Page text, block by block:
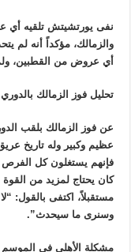
نفى يورتشيتش تلقيه أي
والزمالك، مؤكداً أنه لم
أي عروض من القطبين،
تحليل فوز الزمالك بالدوري
عن فوز الزمالك بلقب
عظيم وكبير وله تاريخ
فإنهم يستغلون كل الفرص
كان يحتاج لمزيد من القوة
مستقبلاً، اكتفى بالقول:
وسنرى ما سيحدث”.
مشكلة الأهلي في الموسم